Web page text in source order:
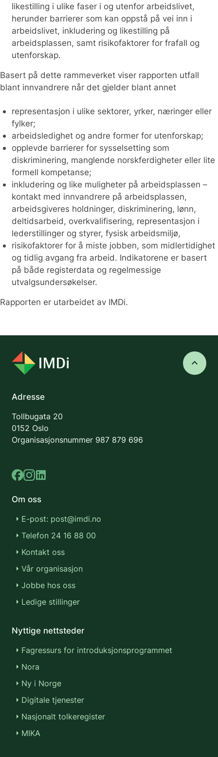
likestilling i ulike faser i og utenfor arbeidslivet,
herunder barrierer som kan oppstå på vei inn i
arbeidslivet, inkludering og likestilling på
arbeidsplassen, samt risikofaktorer for frafall og
utenforskap.
Basert på dette rammeverket viser rapporten utfall
blant innvandrere når det gjelder blant annet
representasjon i ulike sektorer, yrker, næringer eller
fylker;
arbeidsledighet og andre former for utenforskap;
opplevde barrierer for sysselsetting som
diskriminering, manglende norskferdigheter eller lite
formell kompetanse;
inkludering og like muligheter på arbeidsplassen –
kontakt med innvandrere på arbeidsplassen,
arbeidsgiveres holdninger, diskriminering, lønn,
deltidsarbeid, overkvalifisering, representasjon i
lederstillinger og styrer, fysisk arbeidsmiljø,
risikofaktorer for å miste jobben, som midlertidighet
og tidlig avgang fra arbeid. Indikatorene er basert
på både registerdata og regelmessige
utvalgsundersøkelser.
Rapporten er utarbeidet av IMDi.
keyboard_arrow_up
Adresse
Tollbugata 20
0152 Oslo
Organisasjonsnummer 987 879 696
Om oss
E-post: post@imdi.no
Telefon 24 16 88 00
Kontakt oss
Vår organisasjon
Jobbe hos oss
Ledige stillinger
Nyttige nettsteder
Fagressurs for introduksjonsprogrammet
Nora
Ny i Norge
Digitale tjenester
Nasjonalt tolkeregister
MIKA